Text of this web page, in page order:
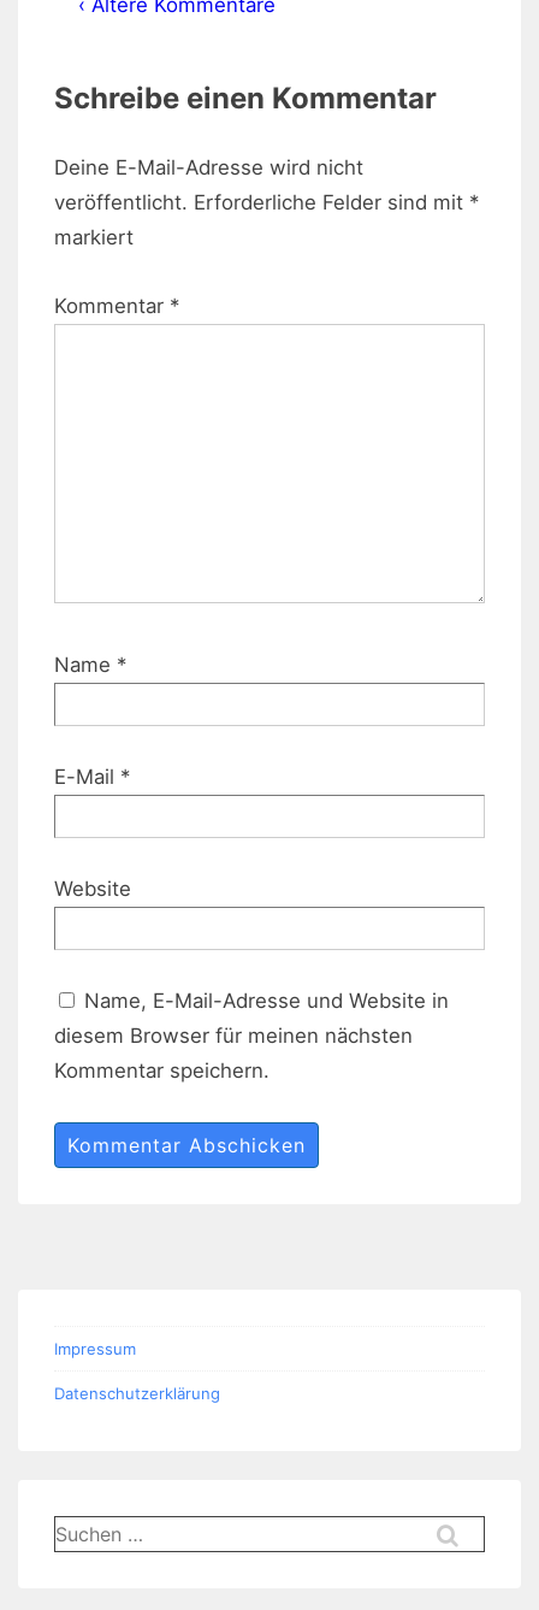
Schreibe einen Kommentar
Deine E-Mail-Adresse wird nicht
veröffentlicht. Erforderliche Felder sind mit *
markiert
Kommentar *
Name *
E-Mail *
Website
Name, E-Mail-Adresse und Website in
diesem Browser für meinen nächsten
Kommentar speichern.
Impressum
Datenschutzerklärung
Suchen
nach: